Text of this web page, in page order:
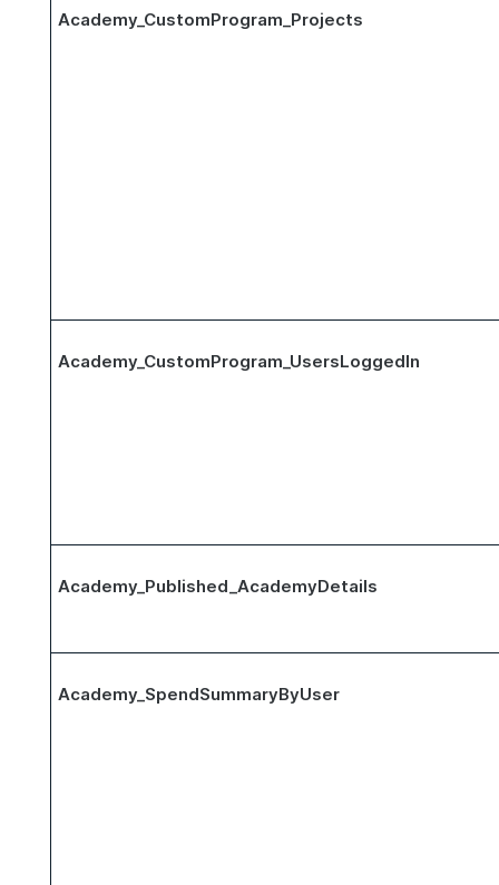
Academy_CustomProgram_Projects
Academy_CustomProgram_UsersLoggedIn
Academy_Published_AcademyDetails
Academy_SpendSummaryByUser